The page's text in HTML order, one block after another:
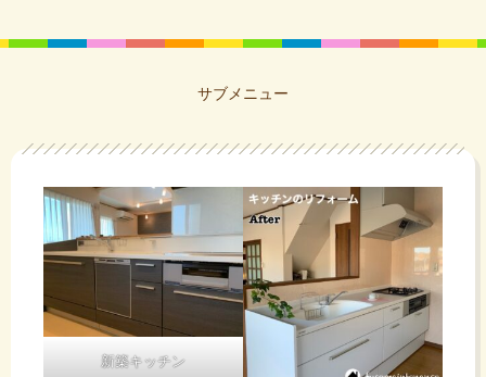
サブメニュー
新築キッチン